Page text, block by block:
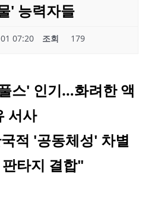
' 능력자들
07:20 조회 179
스' 인기…화려한 액
서사
적 '공동체성' 차별
타지 결합"